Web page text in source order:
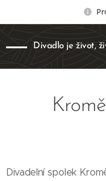
Divadlo je život,
Divadelní spolek